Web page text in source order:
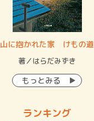
山に抱かれた家 けもの道
著／はらだみずき
もっとみる
ランキング